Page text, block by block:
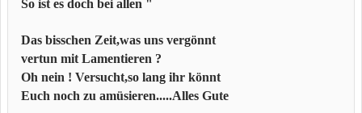
So ist es doch bei allen "
Das bisschen Zeit,was uns vergönnt
vertun mit Lamentieren ?
Oh nein ! Versucht,so lang ihr könnt
Euch noch zu amüsieren.....Alles Gute